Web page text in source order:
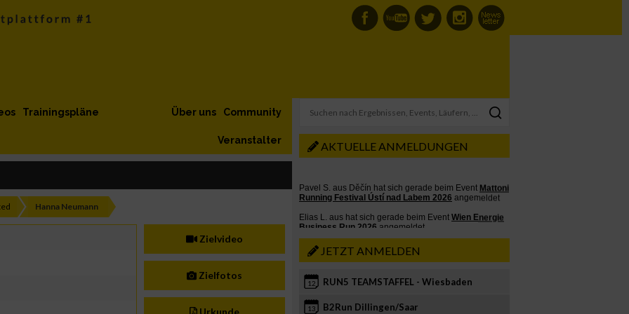
Trainingspläne Community
Über uns
Veranstalter
Hanna Neumann
Zielvideo
Zielfotos
Urkunde
AKTUELLE ANMELDUNGEN
JETZT ANMELDEN
12 RUN5 TEAMSTAFFEL - Wiesbaden
13 B2Run Dillingen/Saar